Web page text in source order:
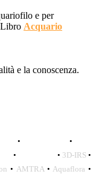
e per
Acquario
e la conoscenza.
• •
• • 3D-IRS •
• AMTRA• Aquaflora •